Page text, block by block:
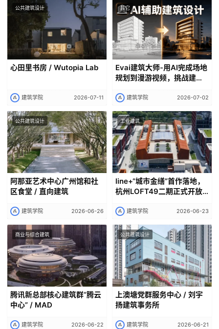
公共建筑设计
心田里书房 / Wutopia Lab
建筑学院 2026-07-11
其它
Evai建筑大师-用AI完成场地
规划到漫游视频，挑战建筑
建筑学院 2026-07-02
公共建筑设计
阿那亚艺术中心广州馆和社
区食堂 / 直向建筑
建筑学院 2026-06-26
工业建筑
line+“城市金缮”首作落地，
杭州LOFT49二期正式开放
建筑学院 2026-06-23
商业与综合建筑
腾讯新总部核心建筑群“腾云
中心” / MAD
建筑学院 2026-06-22
公共建筑设计
上澳塘党群服务中心 / 刘宇
扬建筑事务所
建筑学院 2026-06-21